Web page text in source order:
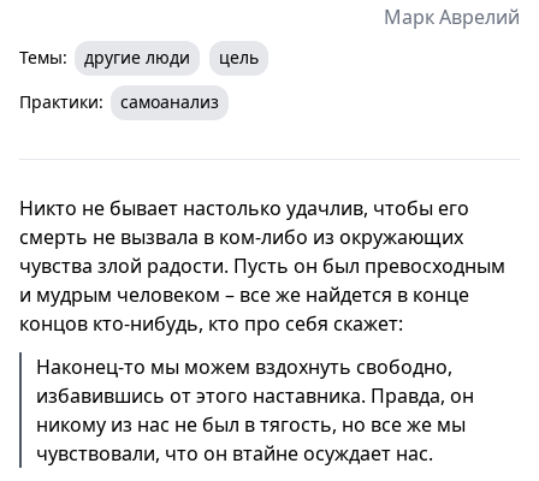
Марк Аврелий
Темы: другие люди
цель
Практики:
самоанализ
Никто не бывает настолько удачлив, чтобы его
смерть не вызвала в ком-либо из окружающих
чувства злой радости. Пусть он был превосходным
и мудрым человеком – все же найдется в конце
концов кто-нибудь, кто про себя скажет:
Наконец-то мы можем вздохнуть свободно,
избавившись от этого наставника. Правда, он
никому из нас не был в тягость, но все же мы
чувствовали, что он втайне осуждает нас.